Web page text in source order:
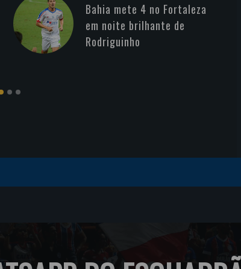
Bahia mete 4 no Fortaleza
em noite brilhante de
Rodriguinho